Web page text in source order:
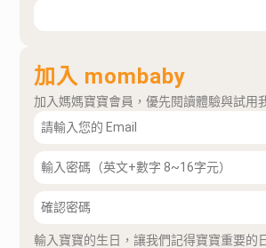
加入 mombaby
加入媽媽寶寶會員，優先閱讀體驗與試用
輸入寶寶的生日，讓我們記得寶寶重要的